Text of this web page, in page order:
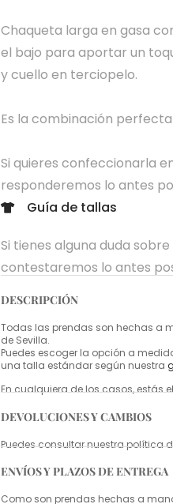
Chaqueta larga en gasa
el bajo para aportar un
y cuello en terciopelo.
Es la combinación
Si quieres confeccionarla
responderemos lo antes
Guía de tallas
Si tienes alguna duda
contestaremos lo antes
DESCRIPCIÓN
Todas las prendas son hechas a
de Sevilla.
Puedes escoger la opción a
una talla estándar según nuestra
En cualquiera de los casos, estás
DEVOLUCIONES Y CAMBIOS
Puedes consultar nuestra política
ENVÍOS Y PLAZOS DE ENTREGA
Como son prendas hechas a